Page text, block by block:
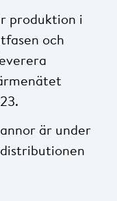
produktion i
och
är under